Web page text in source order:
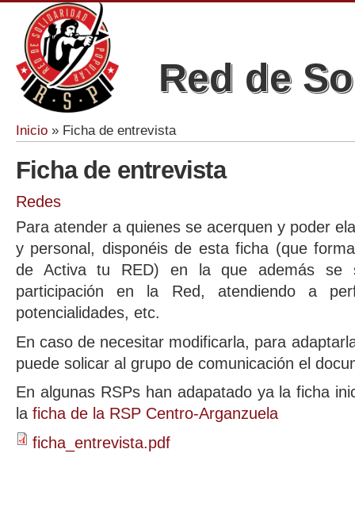
Red de
Se encuentra usted aquí
Inicio » Ficha de entrevista
Ficha de entrevista
Redes
Para atender a quienes se acerquen y poder
y personal, disponéis de esta ficha (que
de Activa tu RED) en la que además se
participación en la Red, atendiendo a
potencialidades, etc.
En caso de necesitar modificarla, para
puede solicar al grupo de comunicación el
En algunas RSPs han adapatado ya la ficha
la ficha de la RSP Centro-Arganzuela
ficha_entrevista.pdf